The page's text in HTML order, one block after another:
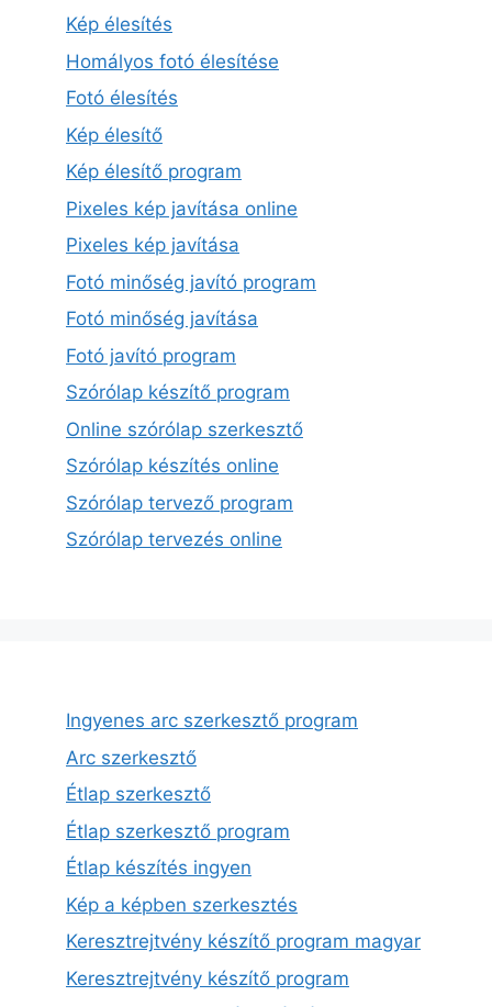
Kép élesítés
Homályos fotó élesítése
Fotó élesítés
Kép élesítő
Kép élesítő program
Pixeles kép javítása online
Pixeles kép javítása
Fotó minőség javító program
Fotó minőség javítása
Fotó javító program
Szórólap készítő program
Online szórólap szerkesztő
Szórólap készítés online
Szórólap tervező program
Szórólap tervezés online
Ingyenes arc szerkesztő program
Arc szerkesztő
Étlap szerkesztő
Étlap szerkesztő program
Étlap készítés ingyen
Kép a képben szerkesztés
Keresztrejtvény készítő program magyar
Keresztrejtvény készítő program